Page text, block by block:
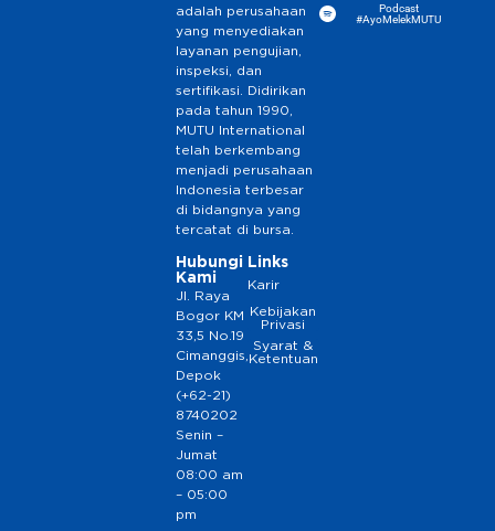
adalah perusahaan
yang menyediakan
layanan pengujian,
inspeksi, dan
sertifikasi. Didirikan
pada tahun 1990,
MUTU International
telah berkembang
menjadi perusahaan
Indonesia terbesar
di bidangnya yang
tercatat di bursa.
Hubungi
Kami
Jl. Raya
Bogor KM
33,5 No.19
Cimanggis,
Depok
(+62-21)
8740202
Senin –
Jumat
08:00 am
– 05:00
pm
Links
Karir
Kebijakan
Privasi
Syarat &
Ketentuan
Podcast
#AyoMelekMUTU